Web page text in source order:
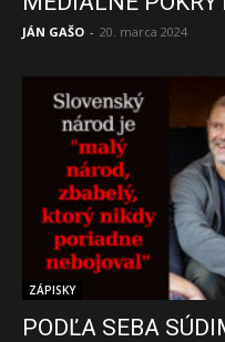
JÁN GAŠO - 20. marca 2024
ZÁPISKY
PODĽA SEBA